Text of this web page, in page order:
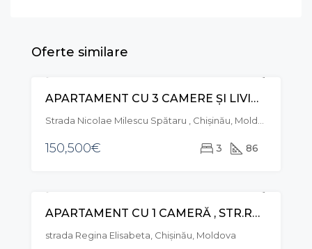
Oferte similare
VÂNZARE
APARTAMENT CU 3 CAMERE ȘI LIVING, STR. NICOLAE MILESCU SPĂTARU, CIOCANA
150,500€ 3 86
VÂNZARE
APARTAMENT CU 1 CAMERĂ , STR.REGINA ELIZABETA, DURLEȘTI
strada Regina Elisabeta, Chișinău, Moldova